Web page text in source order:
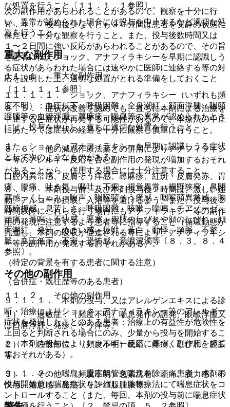
な処置を行うこと〔１１．１．１参照〕。
８．４． 投与後少なくとも３０分間は患者を安静の状態に
保たせ、十分な観察を行うこと。また、投与後数時間又は
１〜２日間に強い反応があらわれることがあるので、その旨
を患者に伝えショック、アナフィラキシーを早期に認識しう
る症状があらわれた場合には速やかに医師に連絡する等の対
応を説明した上、適切な処置がとれる準備をしておくこと
〔１１．１．１参照〕。
８．５． 症状の改善を認めても、直ちに本剤による治療を
中止すると症状が再発する可能性があるので、本療法の中止
にあたっては症状の経過を十分に観察し慎重に行うこと。
８．６． 他の減感作療法薬との併用によりアナフィラキシ
ー等のアレルギー反応を含む副作用の発現が増加するおそれ
があることから、併用する場合には十分注意すること。
８．７． 本剤投与前、及び本剤投与後２時間は、激しい運
動、アルコール摂取、入浴等を避けるよう、また、投与後２
時間以降にこれらを行う場合にもアナフィラキシー等の副作
用の発現に注意するよう患者等に指導すること（循環動態が
亢進し、本剤の吸収が促進される等により、アナフィラキシ
ー等の副作用が発現するおそれがある）。
（特定の背景を有する患者に関する注意）
（合併症・既往歴等のある患者）
９．１．１． 本剤の投与、又はアレルゲンエキスによる診
断・治療によりショック、アナフィラキシー等のアレルギー
症状を発現したことのある患者：治療上の有益性が危険性を
上回ると判断される場合にのみ、少量から投与を開始するこ
と（本剤の投与によりアレルギー反応に基づく副作用を起こ
すおそれがある）。
９．１．２． 喘息＜重症気管支喘息を除く＞患者：本剤の
投与開始前に喘息症状を評価し、薬物療法にて喘息症状をコ
ントロールすること（また、毎回、本剤の投与前に喘息症状
次の副作用があらわれることがあるので、観察を十分に行
い、異常が認められた場合には投与を中止するなど適切な処
置を行うこと。
重大な副作用
１１．１． 重大な副作用
１１．１．１． ショック、アナフィラキシー（いずれも頻
度不明）：血圧低下、呼吸困難、全身潮紅、顔面浮腫・咽頭
浮腫等の血管浮腫、蕁麻疹、喘息等の異常が認められたとき
には、投与を中止し、直ちに適切な処置を行うこと。
また、ショック、アナフィラキシーを早期に認識しうる症状
として次のようなものがある。
口腔内異常感、皮膚そう痒感、蕁麻疹、紅斑・皮膚発赤、胃
痛、腹痛、吐き気、嘔吐、下痢、視覚異常、視野狭窄、鼻閉
塞感、くしゃみ、嗄声、咽喉頭そう痒感・咽喉頭異常感、胸
部絞扼感、息苦しさ、呼吸困難、咳嗽、喘鳴、チアノーゼ、
頭痛、耳鳴、不快感、悪寒、四肢のしびれや顔のしびれ、顔
面潮紅、発汗、めまい感、振戦、蒼白、動悸、頻脈、不整
脈、血圧低下、不安、恐怖感、意識混濁等〔８．３、８．４
参照〕。
その他の副作用
１１．２． その他の副作用
１）． 過敏症：（頻度不明）喘息発作の誘発、眼瞼浮腫又
は口唇浮腫、発疹、そう痒等。
２）． 注射部位：（頻度不明）硬結、疼痛、しびれ、腫脹
等。
３）． その他：（頻度不明）色素沈着、頭痛、脱力感、不
快感、倦怠感、発熱、リンパ腺腫脹等。